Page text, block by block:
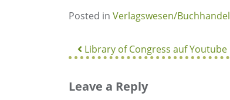
Posted in Verlagswesen/Buchhandel
POST
Library of Congress auf Youtube
Leave a Reply